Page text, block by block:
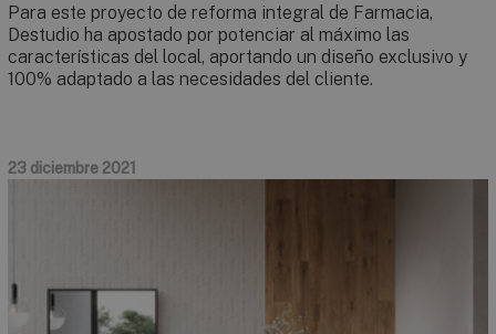
Para este proyecto de reforma integral de Farmacia,
Destudio ha apostado por potenciar al máximo las
características del local, aportando un diseño exclusivo y
100% adaptado a las necesidades del cliente.
23 diciembre 2021